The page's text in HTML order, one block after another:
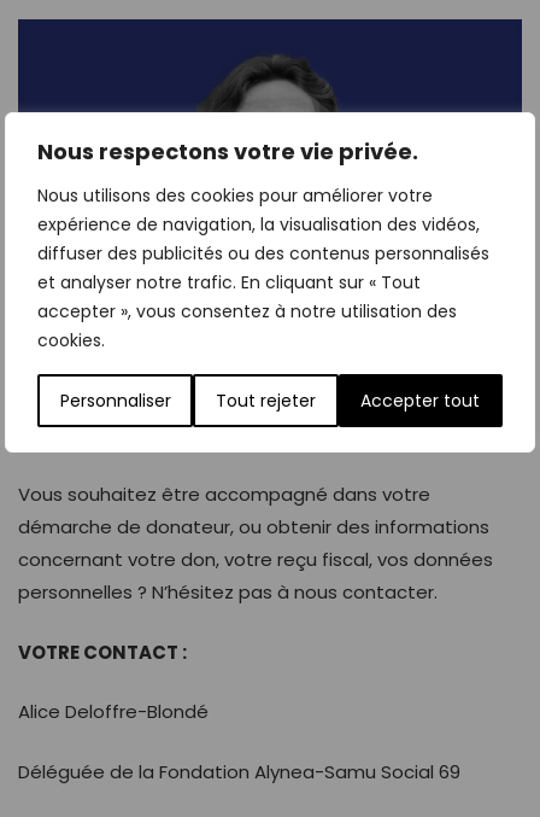
Nous respectons votre vie privée.
Nous utilisons des cookies pour améliorer votre
expérience de navigation, la visualisation des vidéos,
diffuser des publicités ou des contenus personnalisés
et analyser notre trafic. En cliquant sur « Tout
accepter », vous consentez à notre utilisation des
cookies.
Personnaliser Tout rejeter Accepter tout
Nous sommes à votre
disposition pour
répondre à vos questions
Vous souhaitez être accompagné dans votre
démarche de donateur, ou obtenir des informations
concernant votre don, votre reçu fiscal, vos données
personnelles ? N’hésitez pas à nous contacter.
VOTRE CONTACT :
Alice Deloffre-Blondé
Déléguée de la Fondation Alynea-Samu Social 69